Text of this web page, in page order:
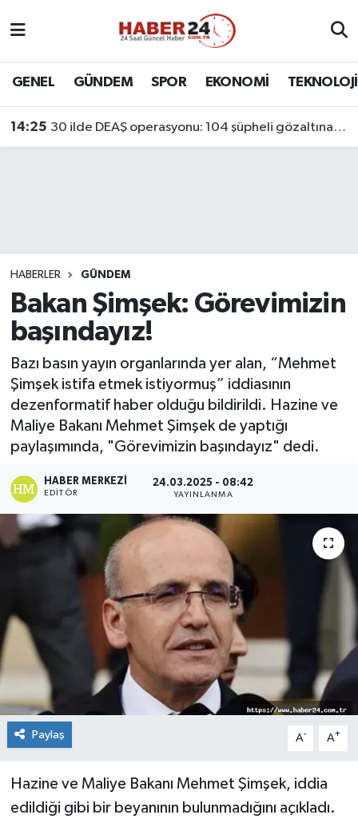
GENEL GÜNDEM SPOR EKONOMİ TEKNOLOJİ
14:25 30 ilde DEAŞ operasyonu: 104 şüpheli gözaltına alındı
HABERLER GÜNDEM
Bakan Şimşek: Görevimizin
başındayız!
Bazı basın yayın organlarında yer alan, “Mehmet
Şimşek istifa etmek istiyormuş” iddiasının
dezenformatif haber olduğu bildirildi. Hazine ve
Maliye Bakanı Mehmet Şimşek de yaptığı
paylaşımında, "Görevimizin başındayız" dedi.
HABER MERKEZI
EDITÖR
24.03.2025 - 08:42
YAYINLANMA
Paylaş A- A+
Hazine ve Maliye Bakanı Mehmet Şimşek, iddia
edildiği gibi bir beyanının bulunmadığını açıkladı.
Nöbetçi Eczaneler
Son Dakika Haberleri
Haber Arşivi